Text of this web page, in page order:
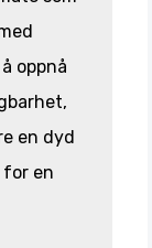
oppnå
en dyd
for en